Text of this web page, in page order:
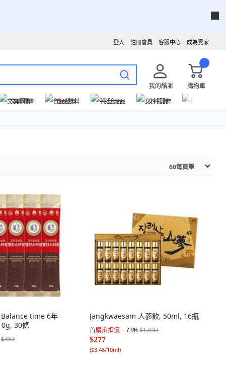
成為賣家
客服中心
註冊會員
登入
我的酷澎
購物車
文具圖書 食品飲料 生活用品 女性服飾
60每頁筆
time 6年
30條
$462
Jangkwaesam 人蔘飲, 50ml, 16瓶
首購折扣價 73%$1,032
$277
($3.46/10ml)